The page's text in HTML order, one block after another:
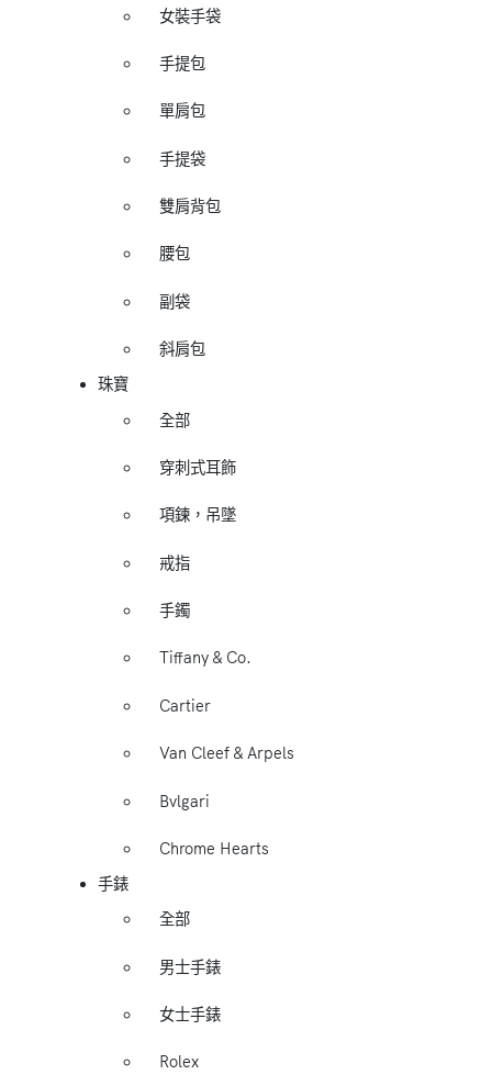
女裝手袋
手提包
單肩包
手提袋
雙肩背包
腰包
副袋
斜肩包
珠寶
全部
穿刺式耳飾
項鍊，吊墜
戒指
手鐲
Tiffany & Co.
Cartier
Van Cleef & Arpels
Bvlgari
Chrome Hearts
手錶
全部
男士手錶
女士手錶
Rolex